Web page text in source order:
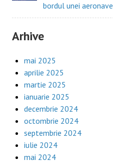
bordul unei aeronave
Arhive
mai 2025
aprilie 2025
martie 2025
ianuarie 2025
decembrie 2024
octombrie 2024
septembrie 2024
iulie 2024
mai 2024